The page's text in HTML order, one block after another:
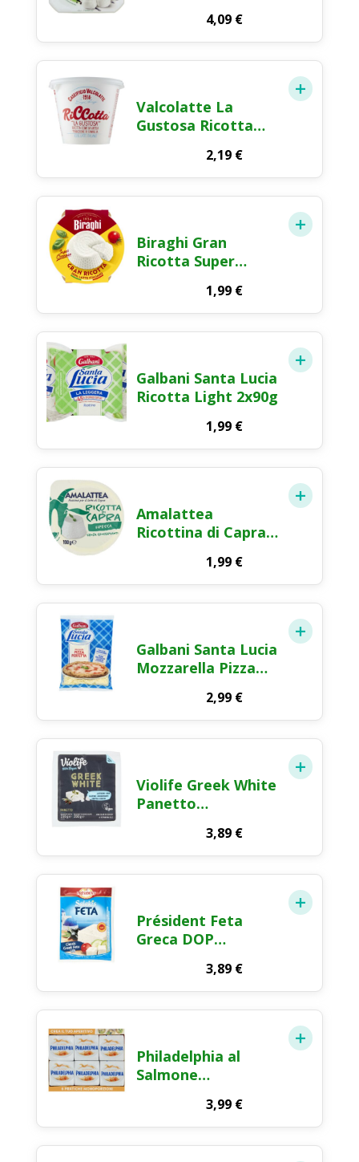
Latte 8x25g
4,09 €
Valcolatte La
Gustosa Ricotta
2,19 €
Biraghi Gran
Ricotta Super
1,99 €
Galbani Santa Lucia
Ricotta Light 2x90g
1,99 €
Amalattea
Ricottina di Capra
1,99 €
Galbani Santa Lucia
Mozzarella Pizza
2,99 €
Violife Greek White
Panetto
Vegetale alla Feta
200g
3,89 €
Président Feta
Greca DOP
3,89 €
Philadelphia al
Salmone
Spalmabile 6x25g
3,99 €